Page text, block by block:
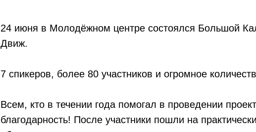
24 июня в Молодёжном центре состоялся Большой
Движ.
7 спикеров, более 80 участников и огромное
Всем, кто в течении года помогал в проведении
благодарность! После участники пошли на